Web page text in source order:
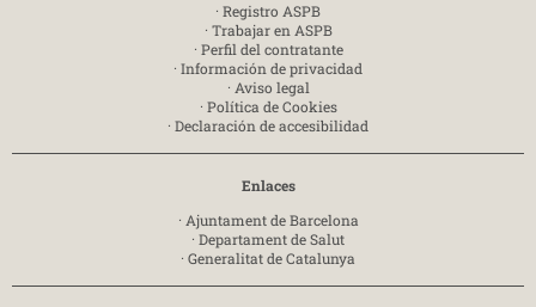
· Registro ASPB
· Trabajar en ASPB
· Perfil del contratante
· Información de privacidad
· Aviso legal
· Política de Cookies
· Declaración de accesibilidad
Enlaces
· Ajuntament de Barcelona
· Departament de Salut
· Generalitat de Catalunya